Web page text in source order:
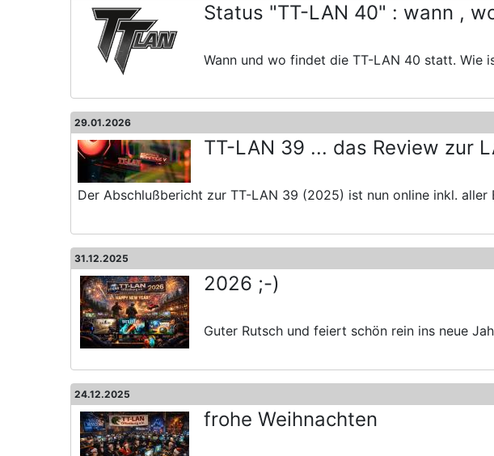
Status "TT-LAN 40" : wann ,
Wann und wo findet die TT-LAN 40 statt. Wie
29.01.2026
TT-LAN 39 ... das Review zur
Der Abschlußbericht zur TT-LAN 39 (2025) ist nun online inkl. aller
31.12.2025
2026 ;-)
Guter Rutsch und feiert schön rein ins neue
24.12.2025
frohe Weihnachten